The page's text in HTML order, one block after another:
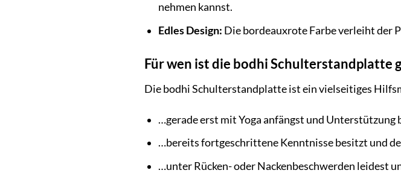
nehmen kannst.
Edles Design: Die bordeauxrote Farbe verleiht der
Für wen ist die bodhi Schulterstandplatte
Die bodhi Schulterstandplatte ist ein vielseitiges
…gerade erst mit Yoga anfängst und Unterstützung
…bereits fortgeschrittene Kenntnisse besitzt und
…unter Rücken- oder Nackenbeschwerden leidest